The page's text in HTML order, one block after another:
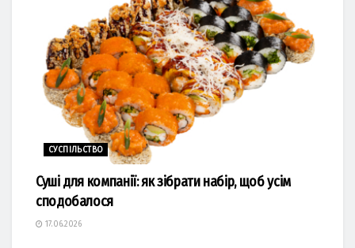
СУСПІЛЬСТВО
Суші для компанії: як зібрати набір, щоб усім
сподобалося
17.06.2026